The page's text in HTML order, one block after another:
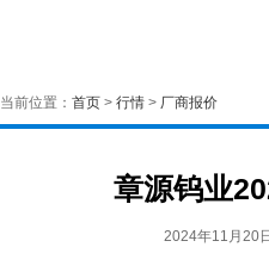
当前位置： 首页 > 行情 > 厂商报价
章源钨业
2024年11月20